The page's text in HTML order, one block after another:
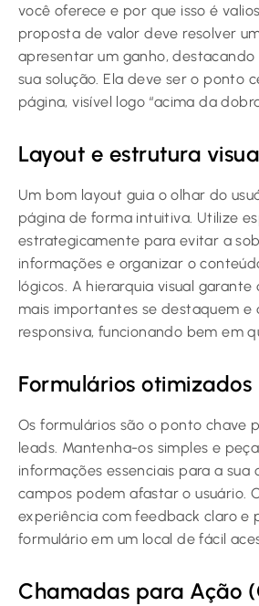
você oferece e por que isso é
proposta de valor deve resolver
apresentar um ganho,
sua solução. Ela deve ser o ponto
página, visível logo “acima da
Layout e estrutura
Um bom layout guia o olhar do
página de forma intuitiva. Utilize
estrategicamente para evitar a
informações e organizar o
lógicos. A hierarquia visual
mais importantes se destaquem e
responsiva, funcionando bem em
Formulários otimizados
Os formulários são o ponto chave
leads. Mantenha-os simples e
informações essenciais para a sua
campos podem afastar o usuário.
experiência com feedback claro e
formulário em um local de fácil
Chamadas para Ação